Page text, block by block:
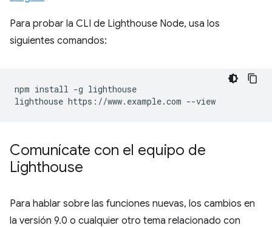
Para probar la CLI de Lighthouse Node, usa los
siguientes comandos:
npm install -g lighthouse
Comunícate con el equipo de
Lighthouse
Para hablar sobre las funciones nuevas, los cambios en
la versión 9.0 o cualquier otro tema relacionado con